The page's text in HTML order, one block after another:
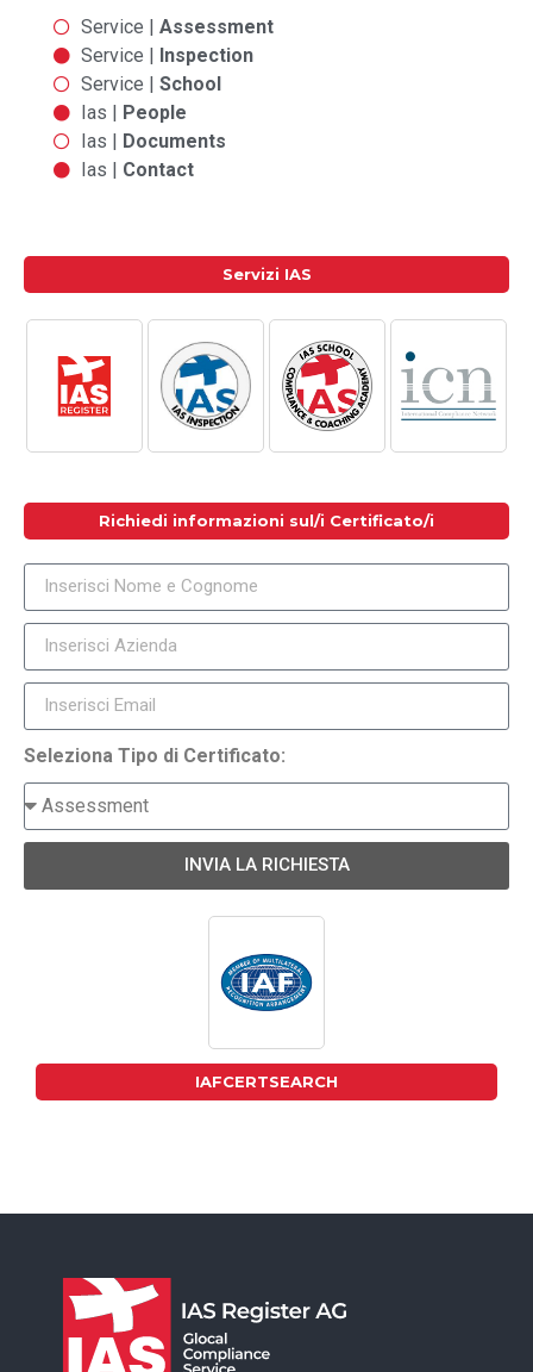
Service | Assessment
Service | Inspection
Service | School
Ias | People
Ias | Documents
Ias | Contact
Servizi IAS
Richiedi informazioni sul/i Certificato/i
Seleziona Tipo di Certificato:
INVIA LA RICHIESTA
IAFCERTSEARCH